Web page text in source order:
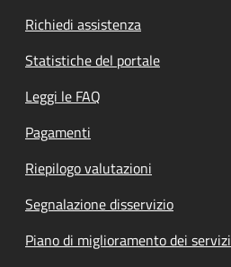
Richiedi assistenza
Statistiche del portale
Leggi le FAQ
Pagamenti
Riepilogo valutazioni
Segnalazione disservizio
Piano di miglioramento dei servizi